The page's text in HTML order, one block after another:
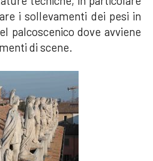
i sollevamenti dei pesi in
palcoscenico dove avviene
di scene.